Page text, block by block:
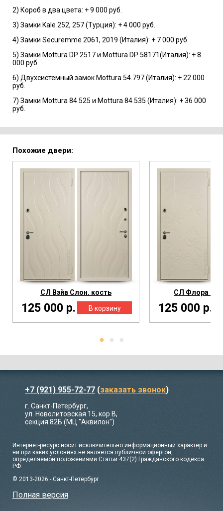
2) Короб в два цвета: + 9 000 руб.
3) Замки Kale 252, 257 (Турция): + 4 000 руб.
4) Замки Securemme 2061, 2019 (Италия): + 7 000 руб.
5) Замки Mottura DP 2517 и Mottura DP 58171(Италия): + 8
000 руб.
6) Двухсистемный замок Mottura 54.797 (Италия): + 22 000
руб.
7) Замки Mottura 84.525 и Mottura 84.535 (Италия): + 36 000
руб.
Похожие двери:
СЛ Вэйв Слон. кость
125 000 р.
СЛ Флора
125 000 р.
+7 (921) 955-72-77 (заказать звонок)
г. Санкт-Петербург,
ул. Новолитовская 15, кор В,
секция 82Б (МЦ "Аквилон")
Интернет-ресурс носит исключительно информационный характер и
ни при каких условиях не является публичной офертой,
определяемой положениями Статьи 437(2) Гражданского кодекса
РФ.
© 2013-2026 - Санкт-Петербург
Полная версия